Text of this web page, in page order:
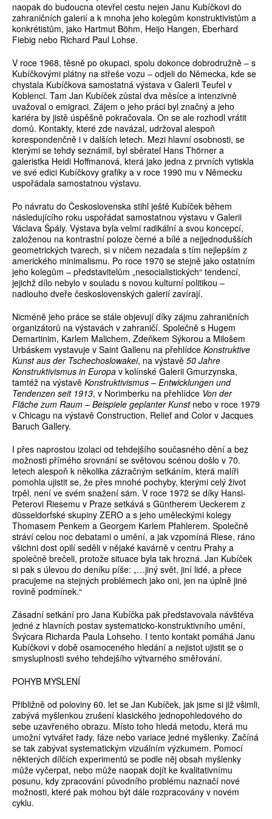
naopak do budoucna otevřel cestu nejen Janu Kubíčkovi do
zahraničních galerií a k mnoha jeho kolegům konstruktivistům a
konkrétistům, jako Hartmut Böhm, Heijo Hangen, Eberhard
Fiebig nebo Richard Paul Lohse.
V roce 1968, těsně po okupaci, spolu dokonce dobrodružně – s
Kubíčkovými plátny na střeše vozu – odjeli do Německa, kde se
chystala Kubíčkova samostatná výstava v Galerii Teufel v
Koblenci. Tam Jan Kubíček zůstal dva měsíce a intenzivně
uvažoval o emigraci. Zájem o jeho práci byl značný a jeho
kariéra by jistě úspěšně pokračovala. On se ale rozhodl vrátit
domů. Kontakty, které zde navázal, udržoval alespoň
korespondenčně i v dalších letech. Mezi hlavní osobnosti, se
kterými se tehdy seznámil, byl sběratel Hans Thörner a
galeristka Heidi Hoffmanová, která jako jedna z prvních vytiskla
ve své edici Kubíčkovy grafiky a v roce 1990 mu v Německu
uspořádala samostatnou výstavu.
Po návratu do Československa stihl ještě Kubíček během
následujícího roku uspořádat samostatnou výstavu v Galerii
Václava Špály. Výstava byla velmi radikální a svou koncepcí,
založenou na kontrastní poloze černé a bílé a nejjednodušších
geometrických tvarech, si v ničem nezadala s tím nejlepším z
amerického minimalismu. Po roce 1970 se stejně jako ostatním
jeho kolegům – představitelům „nesocialistických“ tendencí,
jejichž dílo nebylo v souladu s novou kulturní politikou –
nadlouho dveře československých galerií zavírají.
Nicméně jeho práce se stále objevují díky zájmu zahraničních
organizátorů na výstavách v zahraničí. Společně s Hugem
Demartinim, Karlem Malichem, Zdeňkem Sýkorou a Milošem
Urbáskem vystavuje v Saint Gallenu na přehlídce Konstruktive
Kunst aus der Tschechoslowakei, na výstavě 50 Jahre
Konstruktivismus in Europa v kolínské Galerii Gmurzynska,
tamtéž na výstavě Konstruktivismus – Entwicklungen und
Tendenzen seit 1913, v Norimberku na přehlídce Von der
Fläche zum Raum – Beispiele geplanter Kunst nebo v roce 1979
v Chicagu na výstavě Construction, Relief and Color v Jacques
Baruch Gallery.
I přes naprostou izolaci od tehdejšího současného dění a bez
možnosti přímého srovnání se světovou scénou došlo v 70.
letech alespoň k několika zázračným setkáním, která malíři
pomohla ujistit se, že přes mnohé pochyby, kterými celý život
trpěl, není ve svém snažení sám. V roce 1972 se díky Hansi-
Peterovi Riesemu v Praze setkává s Güntherem Ueckerem z
düsseldorfské skupiny ZERO a s jeho uměleckými kolegy
Thomasem Penkem a Georgem Karlem Pfahlerem. Společně
stráví celou noc debatami o umění, a jak vzpomíná Riese, ráno
všichni dost opilí seděli v nějaké kavárně v centru Prahy a
společně brečeli, protože situace byla tak hrozná. Jan Kubíček
si pak s úlevou do deníku píše: „…jiný svět, jiní lidé, a přece
pracujeme na stejných problémech jako oni, jen na úplně jiné
rovině podmínek.“
Zásadní setkání pro Jana Kubíčka pak představovala návštěva
jedné z hlavních postav systematicko-konstruktivního umění,
Švýcara Richarda Paula Lohseho. I tento kontakt pomáhá Janu
Kubíčkovi v době osamoceného hledání a nejistot ujistit se o
smysluplnosti svého tehdejšího výtvarného směřování.
POHYB MYŠLENÍ
Přibližně od poloviny 60. let se Jan Kubíček, jak jsme si již všimli,
zabývá myšlenkou zrušení klasického jednopohledového do
sebe uzavřeného obrazu. Místo toho hledá metodu, která mu
umožní vytvářet řady, fáze nebo variace jedné myšlenky. Začíná
se tak zabývat systematickým vizuálním výzkumem. Pomocí
některých dílčích experimentů se podle něj obsah myšlenky
může vyčerpat, nebo může naopak dojít ke kvalitativnímu
posunu, kdy zpracování původního problému naznačí nové
možnosti, které pak mohou být dále rozpracovány v novém
cyklu.